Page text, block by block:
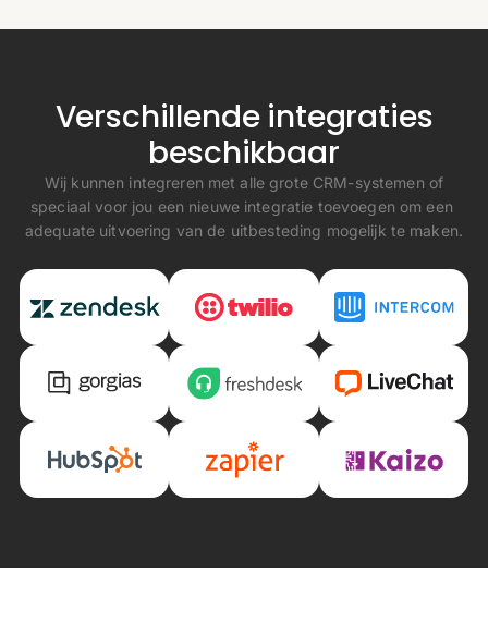
Verschillende integraties
beschikbaar
Wij kunnen integreren met alle grote CRM-systemen of
speciaal voor jou een nieuwe integratie toevoegen om een ​​
adequate uitvoering van de uitbesteding mogelijk te maken.